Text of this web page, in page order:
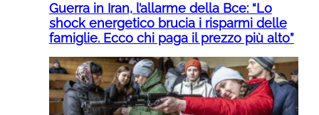
Guerra in Iran, l’allarme della Bce: “Lo
shock energetico brucia i risparmi delle
famiglie. Ecco chi paga il prezzo più alto”